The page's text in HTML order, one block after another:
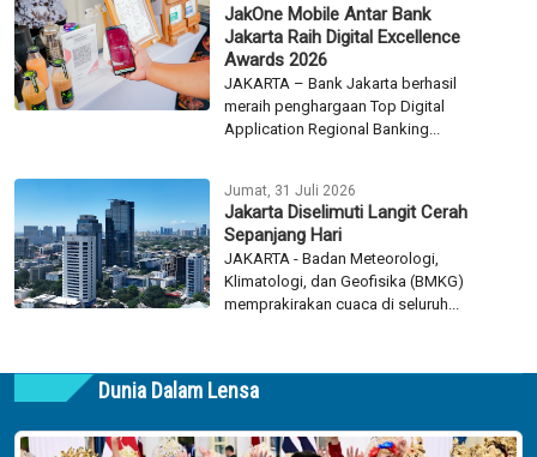
JakOne Mobile Antar Bank
Jakarta Raih Digital Excellence
Awards 2026
JAKARTA – Bank Jakarta berhasil
meraih penghargaan Top Digital
Application Regional Banking...
Jumat, 31 Juli 2026
Jakarta Diselimuti Langit Cerah
Sepanjang Hari
JAKARTA - Badan Meteorologi,
Klimatologi, dan Geofisika (BMKG)
memprakirakan cuaca di seluruh...
Dunia Dalam Lensa